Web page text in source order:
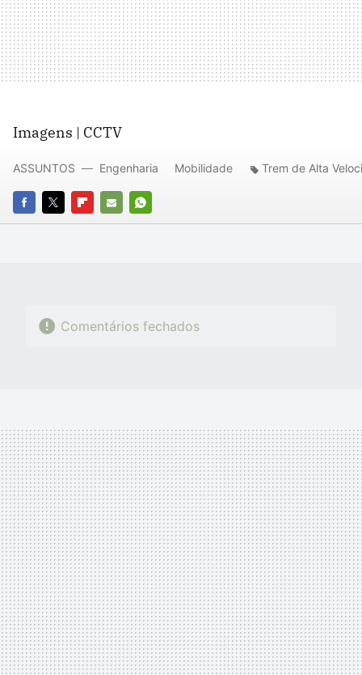
Imagens | CCTV
FACEBOOK
TWITTERFLIPBOARD
E-
WHATSAPP
ASSUNTOS Engenharia Mobilidade Trem de Alta
Comentários fechados